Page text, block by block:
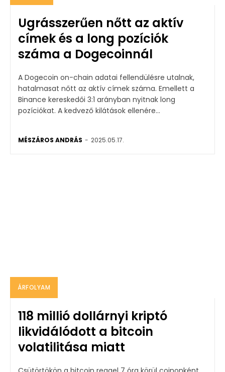
Ugrásszerűen nőtt az aktív
címek és a long pozíciók
száma a Dogecoinnál
A Dogecoin on-chain adatai fellendülésre utalnak,
hatalmasat nőtt az aktív címek száma. Emellett a
Binance kereskedői 3:1 arányban nyitnak long
pozíciókat. A kedvező kilátások ellenére...
MÉSZÁROS ANDRÁS - 2025.05.17.
ÁRFOLYAM
118 millió dollárnyi kriptó
likvidálódott a bitcoin
volatilitása miatt